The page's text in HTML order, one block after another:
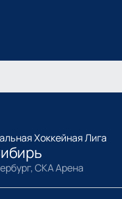
Хоккейная Лига
СКА Арена